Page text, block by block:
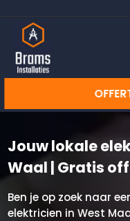
Jouw lokale
Waal | Gratis
Ben je op zoek naar
elektricien in West